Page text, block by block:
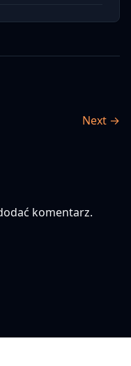
Next →
komentarz.